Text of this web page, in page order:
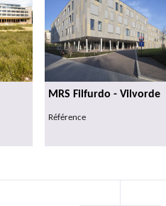
MRS Filfurdo - Vilvorde
Référence